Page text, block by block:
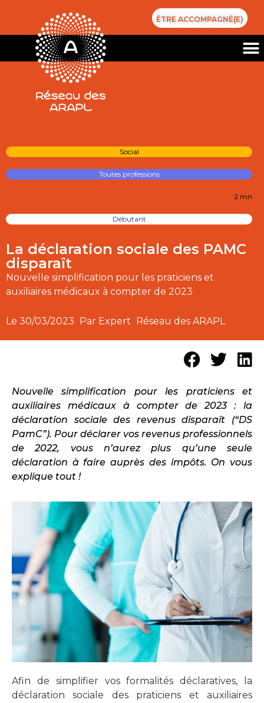
ÊTRE ACCOMPAGNÉ(E)
Social
Toutes professions
2 mn
Débutant
La déclaration sociale des PAMC
disparaît
Nouvelle simplification pour les praticiens et
auxiliaires médicaux à compter de 2023
Le 30/03/2023 Par Expert Réseau des ARAPL
Nouvelle simplification pour les praticiens et
auxiliaires médicaux à compter de 2023 : la
déclaration sociale des revenus disparaît (“DS
PamC”). Pour déclarer vos revenus professionnels
de 2022, vous n’aurez plus qu’une seule
déclaration à faire auprès des impôts. On vous
explique tout !
Afin de simplifier vos formalités déclaratives, la
déclaration sociale des praticiens et auxiliaires